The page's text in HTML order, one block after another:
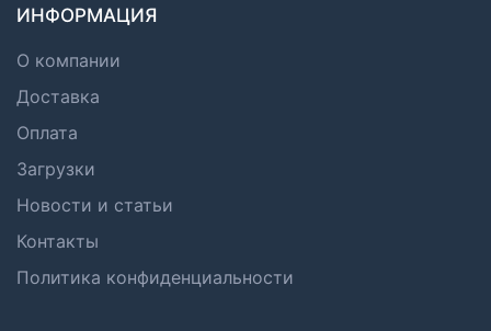
ИНФОРМАЦИЯ
О компании
Доставка
Оплата
Загрузки
Новости и статьи
Контакты
Политика конфиденциальности